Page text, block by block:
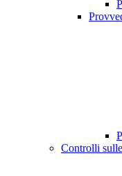
Controlli